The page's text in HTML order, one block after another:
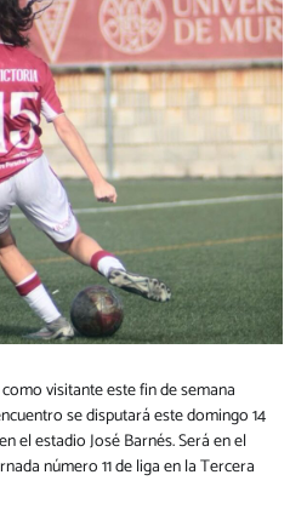
visitante este fin de semana
se disputará este domingo 14
el estadio José Barnés. Será en el
número 11 de liga en la Tercera